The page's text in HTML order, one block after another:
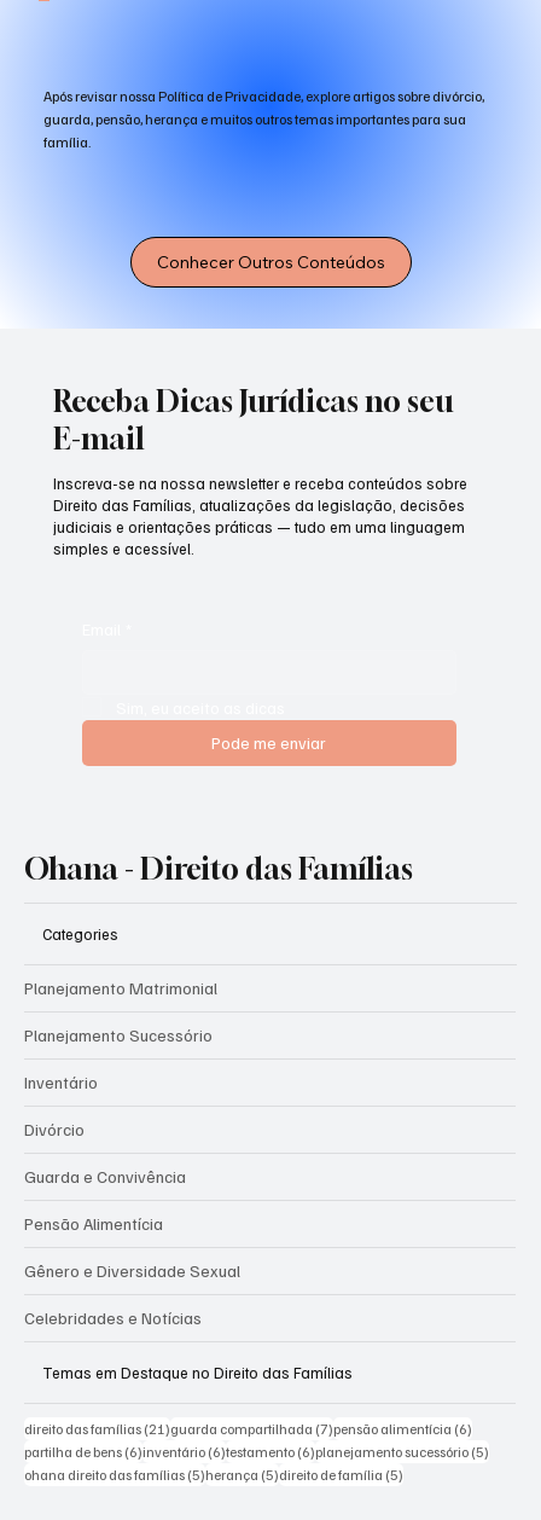
Após revisar nossa Política de Privacidade, explore artigos sobre divórcio,
guarda, pensão, herança e muitos outros temas importantes para sua
família.
Conhecer Outros Conteúdos
Receba Dicas Jurídicas no seu
E-mail
Pode me enviar
Inscreva-se na nossa newsletter e receba conteúdos sobre
Direito das Famílias, atualizações da legislação, decisões
judiciais e orientações práticas — tudo em uma linguagem
simples e acessível.
Ohana - Direito das Famílias
Categories
Planejamento Matrimonial
Planejamento Sucessório
Inventário
Divórcio
Guarda e Convivência
Pensão Alimentícia
Gênero e Diversidade Sexual
Celebridades e Notícias
Temas em Destaque no Direito das Famílias
direito das famílias (21)21 posts
guarda compartilhada (7)7 posts
pensão alimentícia (6)
partilha de bens (6)6 posts
inventário (6)6 posts
testamento (6)6 posts
planejamento sucessório (5)
ohana direito das famílias (5)5 posts
herança (5)5 posts
direito de família (5)